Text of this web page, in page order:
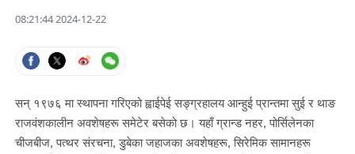
08:21:44 2024-12-22
सन् १९७६ मा स्थापना गरिएको ह्वाईपेई सङ्ग्रहालय आन्हुई प्रान्तमा सुई र थाङ
राजवंशकालीन अवशेषहरू समेटेर बसेको छ। यहाँ ग्रान्ड नहर, पोर्सिलेनका
चीजबीज, पत्थर संरचना, डुबेका जहाजका अवशेषहरू, सिरेमिक सामानहरू